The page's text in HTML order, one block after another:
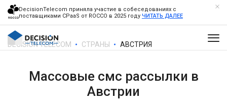
DecisionTelecom приняла участие в собеседованиях с
поставщиками CPaaS от ROCCO в 2025 году ЧИТАТЬ ДАЛЕЕ
DECISION TELECOM СТРАНЫ АВСТРИЯ
Массовые смс рассылки в
Австрии